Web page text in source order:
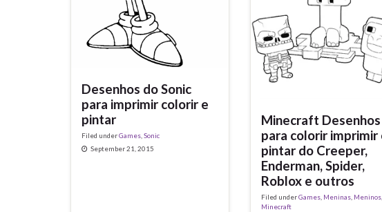
Desenhos do Sonic
para imprimir colorir e
pintar
Filed underGames Sonic
September 21, 2015
Minecraft Desenhos
para colorir imprimir
pintar do Creeper,
Enderman, Spider,
Roblox e outros
Filed underGames, Meninas, Meninos,
Minecraft